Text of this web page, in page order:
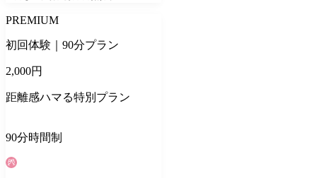
PREMIUM
初回体験｜90分プラン
2,000円
距離感ハマる特別プラン
90分時間制